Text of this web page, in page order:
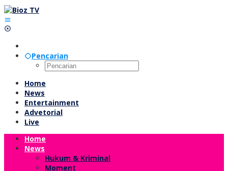
Lewati
ke
konten
Pencarian
Home
News
Entertainment
Advetorial
Live
Home
News
Hukum & Kriminal
Moment